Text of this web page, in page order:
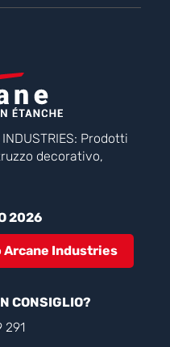
Prodotti
decorativo,
2026
Industries
CONSIGLIO?
291